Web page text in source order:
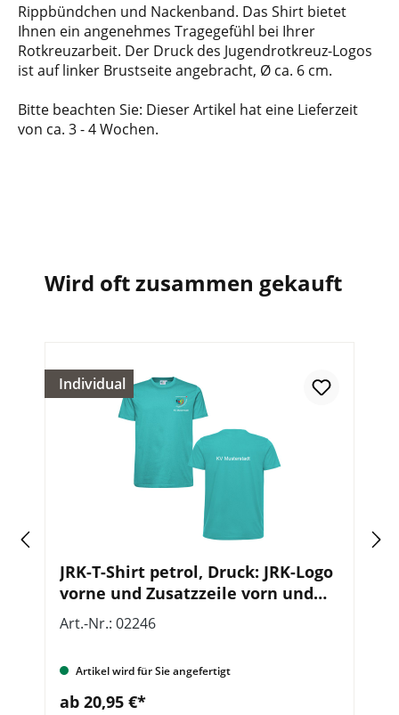
Rippbündchen und Nackenband. Das Shirt bietet
Ihnen ein angenehmes Tragegefühl bei Ihrer
Rotkreuzarbeit. Der Druck des Jugendrotkreuz-Logos
ist auf linker Brustseite angebracht, Ø ca. 6 cm.
Bitte beachten Sie: Dieser Artikel hat eine Lieferzeit
von ca. 3 - 4 Wochen.
Wird oft zusammen gekauft
Individual
JRK-T-Shirt petrol, Druck: JRK-Logo
vorne und Zusatzzeile vorn und
hinten
Art.-Nr.: 02246
Artikel wird für Sie angefertigt
ab 20,95 €*